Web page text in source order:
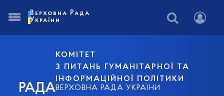
РАДА
КОМІТЕТ
З ПИТАНЬ ГУМАНІТАРНОЇ ТА
ІНФОРМАЦІЙНОЇ ПОЛІТИКИ
ВЕРХОВНА РАДА УКРАЇНИ
Верховна Рада
України